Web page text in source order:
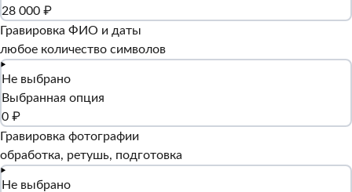
28 000 ₽
Гравировка ФИО и даты
любое количество символов
Не выбрано
Выбранная опция
0 ₽
Гравировка фотографии
обработка, ретушь, подготовка
Не выбрано